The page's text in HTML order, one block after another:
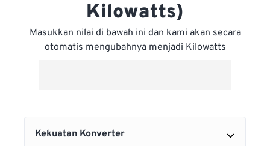
Kilowatts)
Masukkan nilai di bawah ini dan kami akan secara
otomatis mengubahnya menjadi Kilowatts